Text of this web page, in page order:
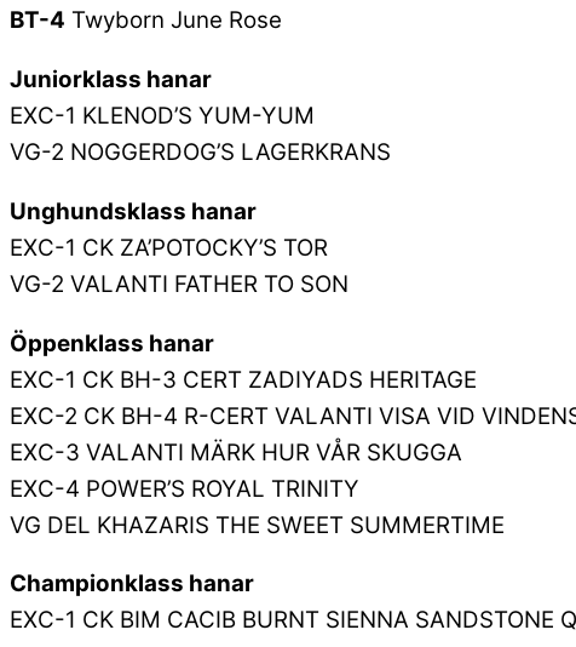
BT-4 Twyborn June Rose
Juniorklass hanar
EXC-1 KLENOD’S YUM-YUM
VG-2 NOGGERDOG’S LAGERKRANS
Unghundsklass hanar
EXC-1 CK ZA’POTOCKY’S TOR
VG-2 VALANTI FATHER TO SON
Öppenklass hanar
EXC-1 CK BH-3 CERT ZADIYADS HERITAGE
EXC-2 CK BH-4 R-CERT VALANTI VISA VID
EXC-3 VALANTI MÄRK HUR VÅR SKUGGA
EXC-4 POWER’S ROYAL TRINITY
VG DEL KHAZARIS THE SWEET SUMMERTIME
Championklass hanar
EXC-1 CK BIM CACIB BURNT SIENNA SANDSTONE